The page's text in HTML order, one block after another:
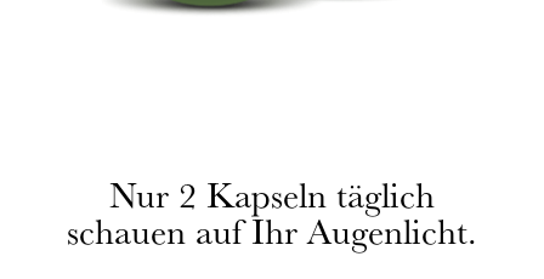
Nur 2 Kapseln täglich
schauen auf Ihr Augenlicht.